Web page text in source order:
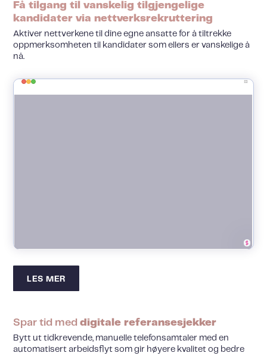
Få tilgang til vanskelig tilgjengelige
kandidater via nettverksrekruttering
Aktiver nettverkene til dine egne ansatte for å tiltrekke
oppmerksomheten til kandidater som ellers er vanskelige å
nå.
LES MER
Spar tid meddigitale referansesjekker
Bytt ut tidkrevende, manuelle telefonsamtaler med en
automatisert arbeidsflyt som gir høyere kvalitet og bedre